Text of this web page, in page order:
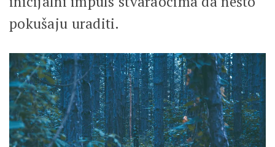
pokušaju uraditi.